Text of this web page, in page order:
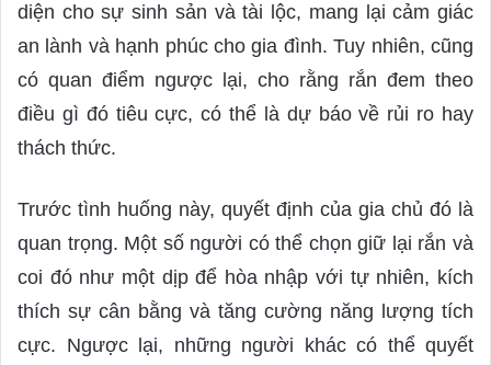
diện cho sự sinh sản và tài lộc, mang lại cảm giác
an lành và hạnh phúc cho gia đình. Tuy nhiên, cũng
có quan điểm ngược lại, cho rằng rắn đem theo
điều gì đó tiêu cực, có thể là dự báo về rủi ro hay
thách thức.
Trước tình huống này, quyết định của gia chủ đó là
quan trọng. Một số người có thể chọn giữ lại rắn và
coi đó như một dịp để hòa nhập với tự nhiên, kích
thích sự cân bằng và tăng cường năng lượng tích
cực. Ngược lại, những người khác có thể quyết